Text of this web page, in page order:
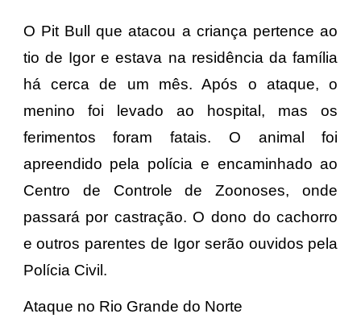
O Pit Bull que atacou a criança pertence ao
tio de Igor e estava na residência da família
há cerca de um mês. Após o ataque, o
menino foi levado ao hospital, mas os
ferimentos foram fatais. O animal foi
apreendido pela polícia e encaminhado ao
Centro de Controle de Zoonoses, onde
passará por castração. O dono do cachorro
e outros parentes de Igor serão ouvidos pela
Polícia Civil.
Ataque no Rio Grande do Norte